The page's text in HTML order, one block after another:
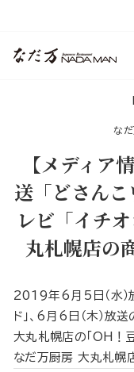
content
な
【メディ
送「どさん
レビ「イチ
丸札幌店の
2019年6月5日（水）
ド」、6月6日（木）放
大丸札幌店の「OH！
なだ万厨房 大丸札幌